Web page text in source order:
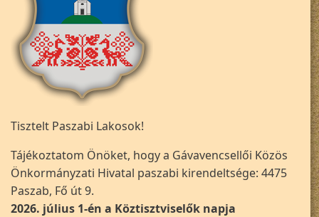
Tisztelt Paszabi Lakosok!
Tájékoztatom Önöket, hogy a Gávavencsellői Közös
Önkormányzati Hivatal paszabi kirendeltsége: 4475
Paszab, Fő út 9.
2026. július 1-én a Köztisztviselők napja